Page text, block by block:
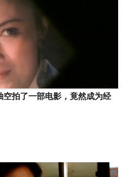
空拍了一部电影，竟然成为经